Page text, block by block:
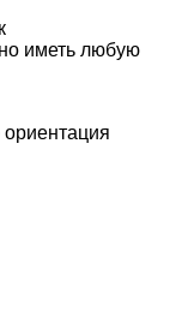
иметь любую